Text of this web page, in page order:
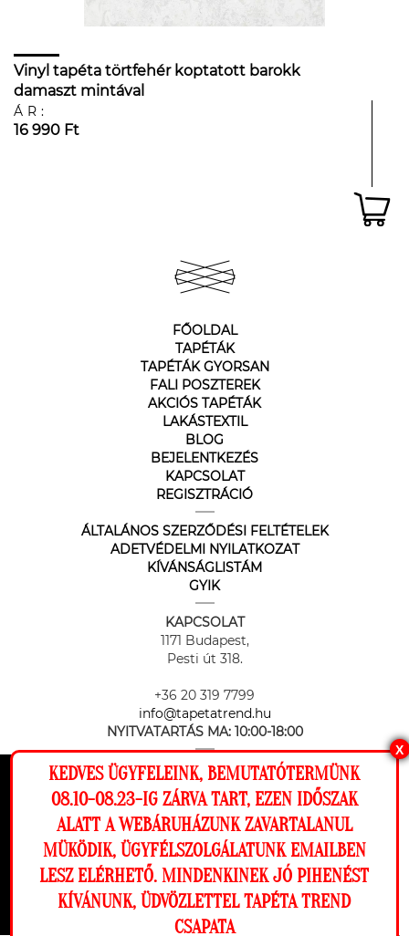
Ez a weboldal cookie-kat használ, hogy a
lehető legjobb élményt nyújtsa honlapunkon.
Beállítások
Elutasítom Engedélyezem
Vinyl tapéta törtfehér koptatott barokk
damaszt mintával
ÁR:
16 990 Ft
FŐOLDAL
TAPÉTÁK
TAPÉTÁK GYORSAN
FALI POSZTEREK
AKCIÓS TAPÉTÁK
LAKÁSTEXTIL
BLOG
BEJELENTKEZÉS
KAPCSOLAT
REGISZTRÁCIÓ
ÁLTALÁNOS SZERZŐDÉSI FELTÉTELEK
ADETVÉDELMI NYILATKOZAT
KÍVÁNSÁGLISTÁM
GYIK
KAPCSOLAT
1171 Budapest,
Pesti út 318.
+36 20 319 7799
info@tapetatrend.hu
NYITVATARTÁS MA: 10:00-18:00
Az online fizetést a Barion Payment Zrt. biztosítja, MNB engedély
száma: H-EN-I-1064/2013
Copyright © 2026 Tapéta Trend. Minden jog fenntartva. Tapéta trend Bt.
X
KEDVES ÜGYFELEINK, BEMUTATÓTERMÜNK
08.10-08.23-IG ZÁRVA TART, EZEN IDŐSZAK
ALATT A WEBÁRUHÁZUNK ZAVARTALANUL
MÜKÖDIK, ÜGYFÉLSZOLGÁLATUNK EMAILBEN
LESZ ELÉRHETŐ. MINDENKINEK JÓ PIHENÉST
KÍVÁNUNK, ÜDVÖZLETTEL TAPÉTA TREND
CSAPATAMegnézem a falamon